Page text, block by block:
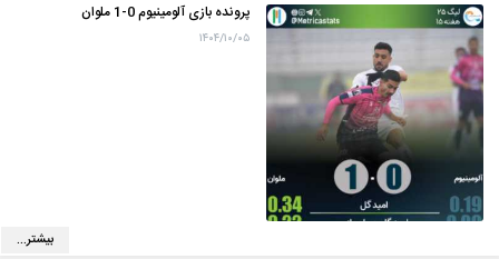
پرونده بازی آلومینیوم 0-1 ملوان
۱۴۰۴/۱۰/۰۵
بیشتر...